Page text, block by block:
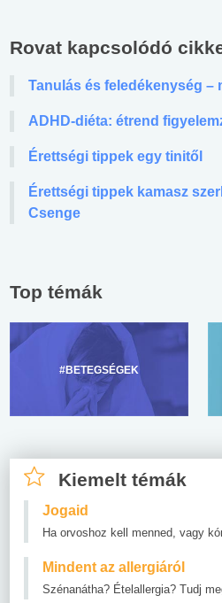
Rovat kapcsolódó
Tanulás és feledékenység –
ADHD-diéta: étrend
Érettségi tippek egy tinitől
Érettségi tippek kamasz
Csenge
Top témák
#BETEGSÉGEK
Kiemelt témák
Jogaid
Ha orvoshoz kell menned, vagy
Mindent az allergiáról
Szénanátha? Ételallergia? Tudj